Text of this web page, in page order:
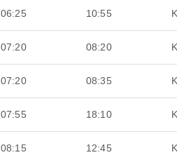
06:25 10:55
07:20 08:20
07:20 08:35
07:55 18:10
08:15 12:45